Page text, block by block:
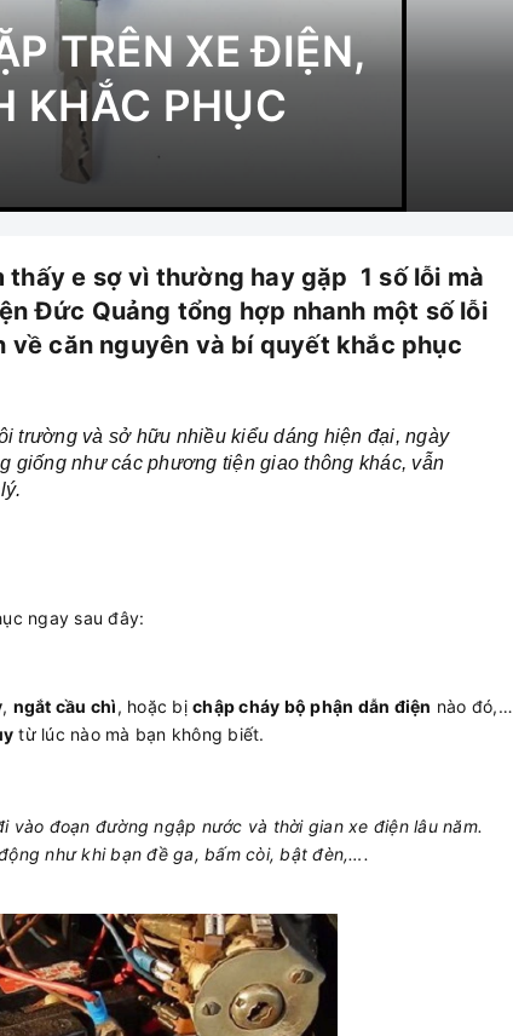
TRÊN XE ĐIỆN,
KHẮC PHỤC
e sợ vì thường hay gặp 1 số lỗi mà
Đức Quảng tổng hợp nhanh một số lỗi
căn nguyên và bí quyết khắc phục
trường và sở hữu nhiều kiểu dáng hiện đại, ngày
giống như các phương tiện giao thông khác, vẫn
ngay sau đây:
, ngắt cầu chì, hoặc bị chập cháy bộ phận dẫn điện nào đó,…
từ lúc nào mà bạn không biết.
đoạn đường ngập nước và thời gian xe điện lâu năm.
như khi bạn đề ga, bấm còi, bật đèn,….